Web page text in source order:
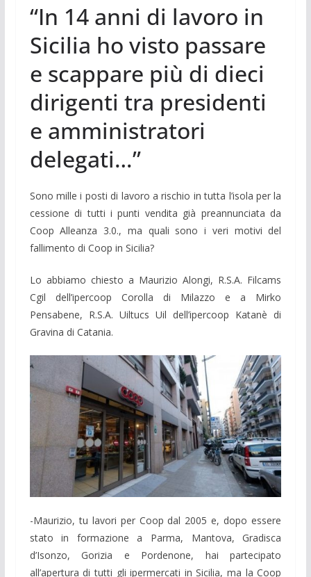
“In 14 anni di lavoro in
Sicilia ho visto passare
e scappare più di dieci
dirigenti tra presidenti
e amministratori
delegati…”
Sono mille i posti di lavoro a rischio in tutta l’isola per la
cessione di tutti i punti vendita già preannunciata da
Coop Alleanza 3.0., ma quali sono i veri motivi del
fallimento di Coop in Sicilia?
Lo abbiamo chiesto a Maurizio Alongi, R.S.A. Filcams
Cgil dell’ipercoop Corolla di Milazzo e a Mirko
Pensabene, R.S.A. Uiltucs Uil dell’ipercoop Katanè di
Gravina di Catania.
-Maurizio, tu lavori per Coop dal 2005 e, dopo essere
stato in formazione a Parma, Mantova, Gradisca
d’Isonzo, Gorizia e Pordenone, hai partecipato
all’apertura di tutti gli ipermercati in Sicilia, ma la Coop